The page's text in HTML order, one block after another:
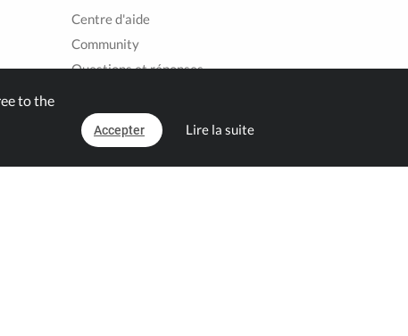
Centre d'aide
Community
Questions et réponses
to the
Accepter Lire la suite